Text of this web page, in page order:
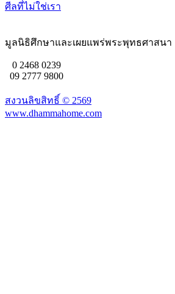
ศีลที่ไม่ใช่เรา
มูลนิธิศึกษาและเผยแพร่พระพุทธศาสนา
0 2468 0239
09 2777 9800
สงวนลิขสิทธิ์ © 2569
www.dhammahome.com